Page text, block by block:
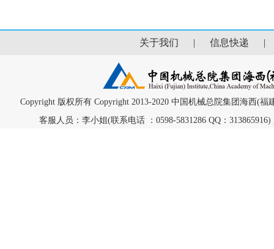
关于我们 | 信息快递
Copyright 版权所有 Copyright 2013-2020 中国机械总院集团海西(
客服人员：李小姐(联系电话 ：0598-5831286 QQ：